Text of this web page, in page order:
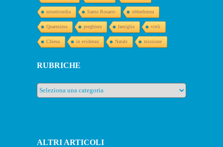
misericordia Santo Rosario obbedienza
Quaresima preghiera famiglia virtù
Chiesa in evidenza Natale missione
RUBRICHE
Rubriche
ALTRI ARTICOLI